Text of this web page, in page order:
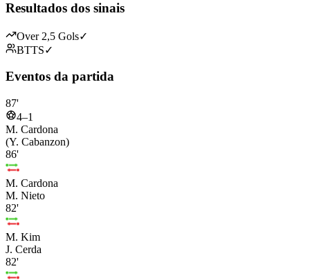
Resultados dos sinais
Over 2,5 Gols✓
BTTS✓
Eventos da partida
87'
4–1
M. Cardona
(Y. Cabanzon)
86'
M. Cardona
M. Nieto
82'
M. Kim
J. Cerda
82'